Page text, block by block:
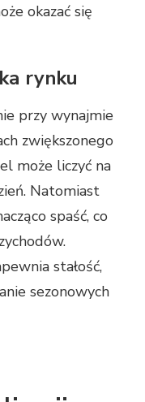
okazać się
rynku
przy wynajmie
zwiększonego
może liczyć na
Natomiast
spaść, co
stałość,
sezonowych